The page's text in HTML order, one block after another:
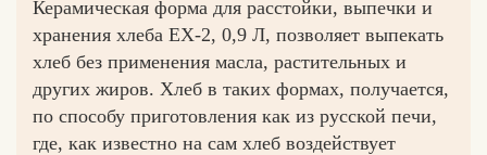
Керамическая форма для расстойки, выпечки и
хранения хлеба ЕХ-2, 0,9 Л, позволяет выпекать
хлеб без применения масла, растительных и
других жиров. Хлеб в таких формах, получается,
по способу приготовления как из русской печи,
где, как известно на сам хлеб воздействует